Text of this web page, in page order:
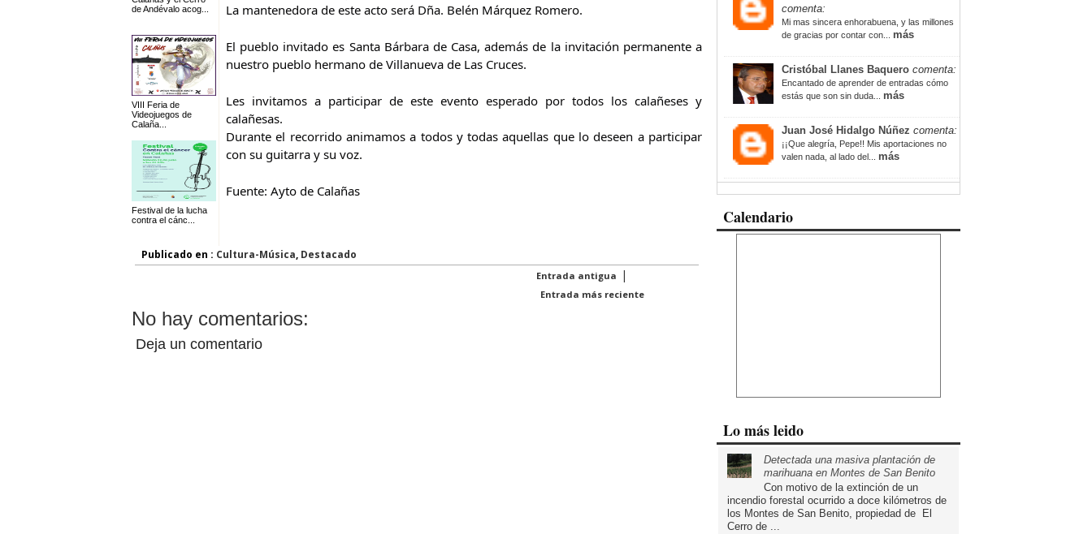
de Andévalo acog...
VIII Feria de
Videojuegos de
Calaña...
Festival de la lucha
contra el cánc...
La mantenedora de este acto será Dña. Belén Márquez Romero.
El pueblo invitado es Santa Bárbara de Casa, además de la invitación permanente a
nuestro pueblo hermano de Villanueva de Las Cruces.
Les invitamos a participar de este evento esperado por todos los calañeses y
calañesas.
Durante el recorrido animamos a todos y todas aquellas que lo deseen a participar
con su guitarra y su voz.
Fuente: Ayto de Calañas
Publicado en : Cultura-Música, Destacado
Entrada antigua |
Entrada más reciente
No hay comentarios:
Deja un comentario
comenta:
Mi mas sincera enhorabuena, y las millones
de gracias por contar con... más
Cristóbal Llanes Baquero comenta:
Encantado de aprender de entradas cómo
estás que son sin duda... más
Juan José Hidalgo Núñez comenta:
¡¡Que alegría, Pepe!! Mis aportaciones no
valen nada, al lado del... más
Calendario
Lo más leido
Detectada una masiva plantación de
marihuana en Montes de San Benito
Con motivo de la extinción de un
incendio forestal ocurrido a doce kilómetros de
los Montes de San Benito, propiedad de El
Cerro de ...